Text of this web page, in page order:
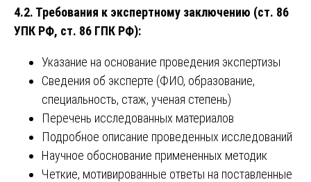
4.2. Требования к экспертному заключению (ст. 86
УПК РФ, ст. 86 ГПК РФ):
Указание на основание проведения экспертизы
Сведения об эксперте (ФИО, образование,
специальность, стаж, ученая степень)
Перечень исследованных материалов
Подробное описание проведенных исследований
Научное обоснование примененных методик
Четкие, мотивированные ответы на поставленные